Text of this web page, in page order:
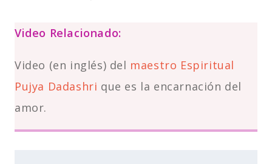
Video Relacionado:
Video (en inglés) del maestro Espiritual
Pujya Dadashri que es la encarnación del
amor.